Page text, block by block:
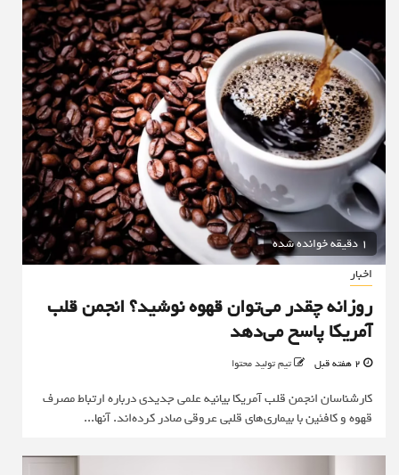
1 دقیقه خوانده شده
اخبار
روزانه چقدر می‌توان قهوه نوشید؟ انجمن قلب
آمریکا پاسخ می‌دهد
تیم تولید محتوا
کارشناسان انجمن قلب آمریکا بیانیه علمی جدیدی درباره ارتباط مصرف
قهوه و کافئین با بیماری‌های قلبی عروقی صادر کرده‌اند. آنها...